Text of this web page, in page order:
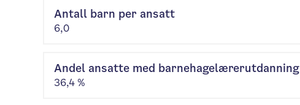
Antall barn per ansatt
6,0
Andel ansatte med barnehagelærerutdanning
36,4 %